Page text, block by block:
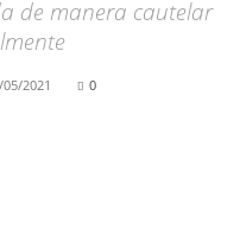
de manera cautelar
2021 0